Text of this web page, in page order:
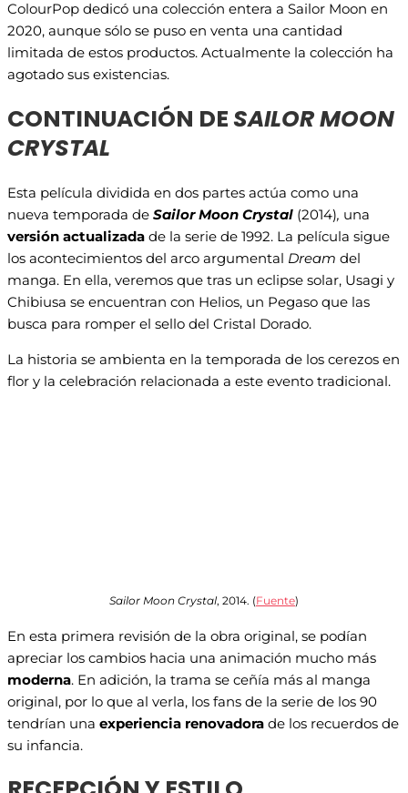
ColourPop dedicó una colección entera a Sailor Moon en
2020, aunque sólo se puso en venta una cantidad
limitada de estos productos. Actualmente la colección ha
agotado sus existencias.
CONTINUACIÓN DESAILOR MOON
CRYSTAL
Esta película dividida en dos partes actúa como una
nueva temporada de Sailor Moon Crystal (2014), una
versión actualizada de la serie de 1992. La película sigue
los acontecimientos del arco argumental Dream del
manga. En ella, veremos que tras un eclipse solar, Usagi y
Chibiusa se encuentran con Helios, un Pegaso que las
busca para romper el sello del Cristal Dorado.
La historia se ambienta en la temporada de los cerezos en
flor y la celebración relacionada a este evento tradicional.
Sailor Moon Crystal, 2014. (Fuente)
En esta primera revisión de la obra original, se podían
apreciar los cambios hacia una animación mucho más
moderna. En adición, la trama se ceñía más al manga
original, por lo que al verla, los fans de la serie de los 90
tendrían una experiencia renovadora de los recuerdos de
su infancia.